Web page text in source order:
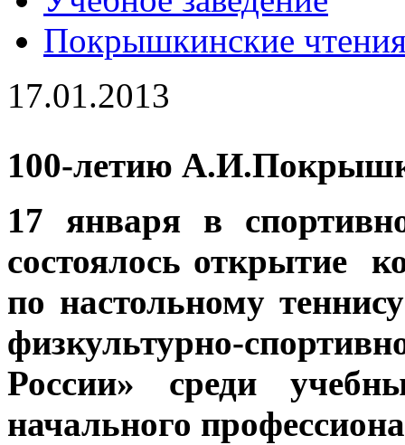
Покрышкинские
17.01.2013
100-летию
17 января в
состоялось открытие
по настольному
физкультурно-
России» среди
начального